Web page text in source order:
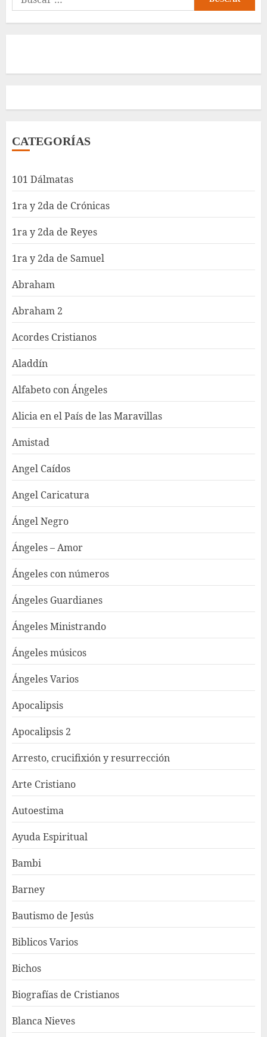
CATEGORÍAS
101 Dálmatas
1ra y 2da de Crónicas
1ra y 2da de Reyes
1ra y 2da de Samuel
Abraham
Abraham 2
Acordes Cristianos
Aladdín
Alfabeto con Ángeles
Alicia en el País de las Maravillas
Amistad
Angel Caídos
Angel Caricatura
Ángel Negro
Ángeles – Amor
Ángeles con números
Ángeles Guardianes
Ángeles Ministrando
Ángeles músicos
Ángeles Varios
Apocalipsis
Apocalipsis 2
Arresto, crucifixión y resurrección
Arte Cristiano
Autoestima
Ayuda Espiritual
Bambi
Barney
Bautismo de Jesús
Biblicos Varios
Bichos
Biografías de Cristianos
Blanca Nieves